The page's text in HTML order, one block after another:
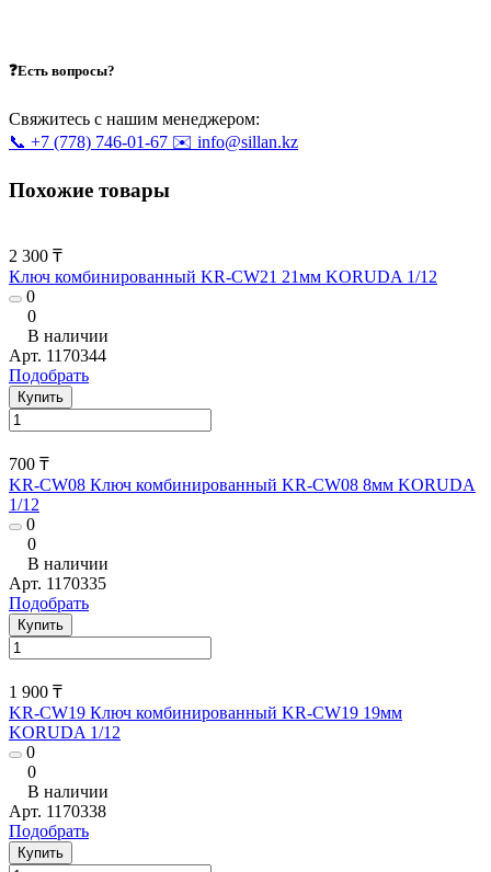
❓Есть вопросы?
Свяжитесь с нашим менеджером:
📞 +7 (778) 746-01-67 ✉️ info@sillan.kz
Похожие товары
2 300 ₸
Ключ комбинированный KR-CW21 21мм KORUDA 1/12
0
0
В наличии
Арт. 1170344
Подобрать
Купить
700 ₸
KR-CW08 Ключ комбинированный KR-CW08 8мм KORUDA
1/12
0
0
В наличии
Арт. 1170335
Подобрать
Купить
1 900 ₸
KR-CW19 Ключ комбинированный KR-CW19 19мм
KORUDA 1/12
0
0
В наличии
Арт. 1170338
Подобрать
Купить